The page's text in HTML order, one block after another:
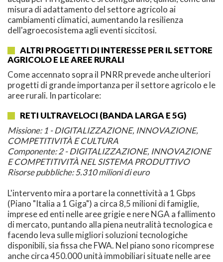
misura di adattamento del settore agricolo ai
cambiamenti climatici, aumentando la resilienza
dell'agroecosistema agli eventi siccitosi.
ALTRI PROGETTI DI INTERESSE PER IL SETTORE
AGRICOLO E LE AREE RURALI
Come accennato sopra il PNRR prevede anche ulteriori
progetti di grande importanza per il settore agricolo e le
aree rurali. In particolare:
RETI ULTRAVELOCI (BANDA LARGA E 5G)
Missione: 1 - DIGITALIZZAZIONE, INNOVAZIONE,
COMPETITIVITÀ E CULTURA
Componente: 2 - DIGITALIZZAZIONE, INNOVAZIONE
E COMPETITIVITÀ NEL SISTEMA PRODUTTIVO
Risorse pubbliche: 5.310 milioni di euro
L'intervento mira a portare la connettività a 1 Gbps
(Piano "Italia a 1 Giga") a circa 8,5 milioni di famiglie,
imprese ed enti nelle aree grigie e nere NGA a fallimento
di mercato, puntando alla piena neutralità tecnologica e
facendo leva sulle migliori soluzioni tecnologiche
disponibili, sia fissa che FWA. Nel piano sono ricomprese
anche circa 450.000 unità immobiliari situate nelle aree